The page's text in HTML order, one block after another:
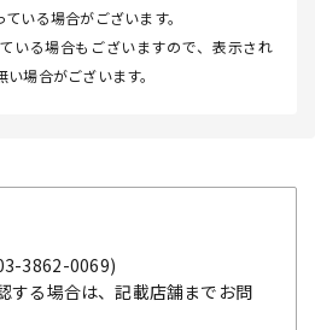
いる場合がございます。
いる場合もございますので、表示され
場合がございます。
3862-0069)
する場合は、記載店舗までお問